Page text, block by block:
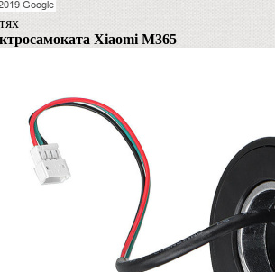
Xiaomi M365